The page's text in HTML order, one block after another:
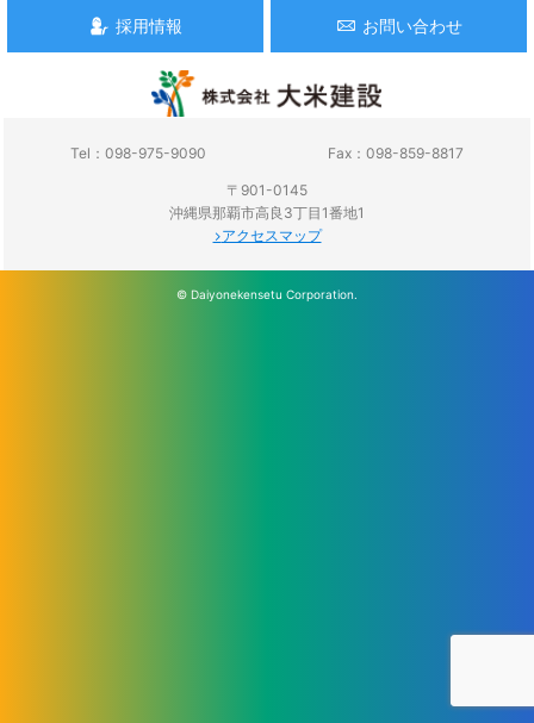
採用情報 お問い合わせ
Tel：098-975-9090 Fax：098-859-8817
〒901-0145
沖縄県那覇市高良3丁目1番地1
アクセスマップ
© Daiyonekensetu Corporation.